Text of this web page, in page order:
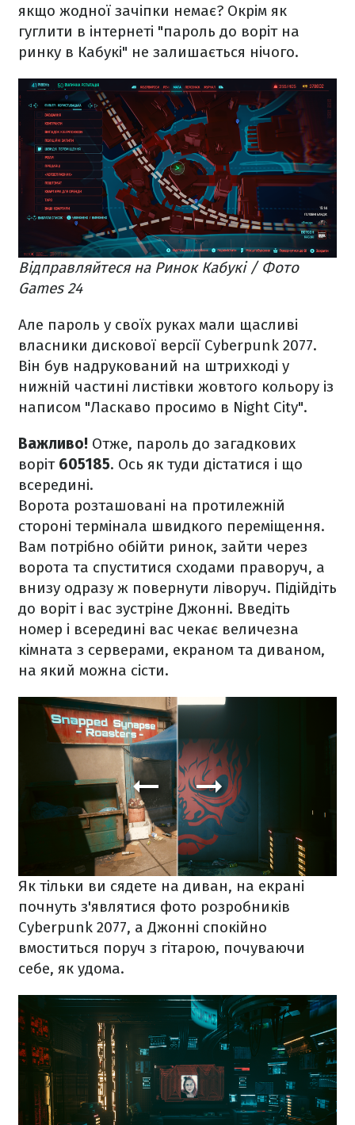
якщо жодної зачіпки немає? Окрім як
гуглити в інтернеті "пароль до воріт на
ринку в Кабукі" не залишається нічого.
Відправляйтеся на Ринок Кабукі / Фото
Games 24
Але пароль у своїх руках мали щасливі
власники дискової версії Cyberpunk 2077.
Він був надрукований на штрихкоді у
нижній частині листівки жовтого кольору із
написом "Ласкаво просимо в Night City".
Важливо! Отже, пароль до загадкових
воріт 605185. Ось як туди дістатися і що
всередині.
Ворота розташовані на протилежній
стороні термінала швидкого переміщення.
Вам потрібно обійти ринок, зайти через
ворота та спуститися сходами праворуч, а
внизу одразу ж повернути ліворуч. Підійдіть
до воріт і вас зустріне Джонні. Введіть
номер і всередині вас чекає величезна
кімната з серверами, екраном та диваном,
на який можна сісти.
Як тільки ви сядете на диван, на екрані
почнуть з'являтися фото розробників
Cyberpunk 2077, а Джонні спокійно
вмоститься поруч з гітарою, почуваючи
себе, як удома.